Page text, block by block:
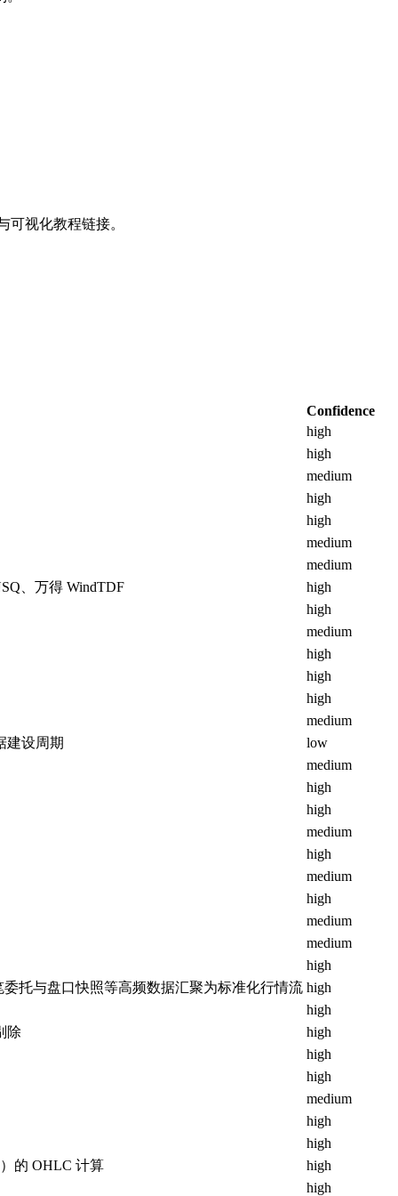
视化教程链接。
Confidence
high
high
medium
high
high
medium
medium
、万得 WindTDF
high
high
medium
high
high
high
medium
建设周期
low
medium
high
high
medium
high
medium
high
medium
medium
high
托与盘口快照等高频数据汇聚为标准化行情流 high
high
除
high
high
high
medium
high
high
的 OHLC 计算
high
high